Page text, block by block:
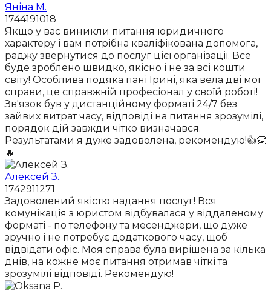
Яніна М.
1744191018
Якщо у вас виникли питання юридичного
характеру і вам потрібна кваліфікована допомога,
раджу звернутися до послуг цієї організації. Все
буде зроблено швидко, якісно і не за всі кошти
світу! Особлива подяка пані Ірині, яка вела дві мої
справи, це справжній професіонал у своїй роботі!
Зв'язок був у дистанційному форматі 24/7 без
зайвих витрат часу, відповіді на питання зрозумілі,
порядок дій завжди чітко визначався.
Результатами я дуже задоволена, рекомендую!👍👏
🔥
Алексей З.
1742911271
Задоволений якістю надання послуг! Вся
комунікація з юристом відбувалася у віддаленому
форматі - по телефону та месенджери, що дуже
зручно і не потребує додаткового часу, щоб
відвідати офіс. Моя справа була вирішена за кілька
днів, на кожне моє питання отримав чіткі та
зрозумілі відповіді. Рекомендую!